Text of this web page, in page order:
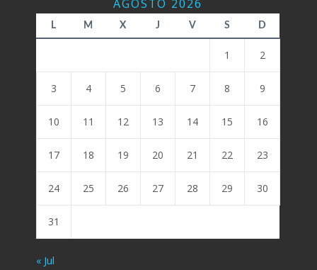
AGOSTO 2026
L M X J V S D
1 2
3 4 5 6 7 8 9
10 11 12 13 14 15 16
17 18 19 20 21 22 23
24 25 26 27 28 29 30
31
« Jul